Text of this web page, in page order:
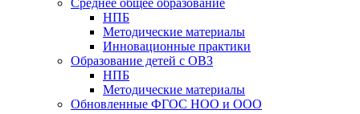
Среднее общее образование
НПБ
Методические материалы
Инновационные практики
Образование детей с ОВЗ
НПБ
Методические материалы
Обновленные ФГОС НОО и ООО